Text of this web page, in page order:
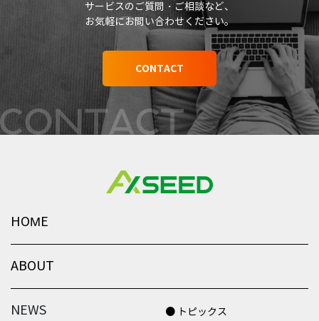
サービスのご質問・ご相談など、
お気軽にお問い合わせください。
CONTACT
HOME
ABOUT
NEWS ● トピックス